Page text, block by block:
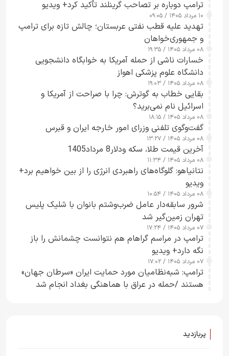
ترامپ دوباره بر تصاحب گرینلند تأکید کرد+ ویدیو
۱۰ مرداد ۱۴۰۵ / ۰۹:۰۵
تهدید علیه قطب نفتی عربستان؛ چالش تازه برای ترامپ
و جمهوری‌خواهان
۰۸ مرداد ۱۴۰۵ / ۱۹:۳۵
خسارات ناشی از حمله آمریکا به خوابگاه دانشجویی
دانشگاه علوم پزشکی اهواز
۰۸ مرداد ۱۴۰۵ / ۱۹:۰۳
بقایی خطاب به گوترش: چرا با صراحت از آمریکا و
اسرائیل نام نمی‌برید؟
۰۸ مرداد ۱۴۰۵ / ۱۸:۱۵
گفت‌وگوی تلفنی وزرای امور خارجه ایران و قبرس
۰۸ مرداد ۱۴۰۵ / ۱۳:۲۷
آخرین قیمت طلا، سکه ودلار8 مرداد1405
۰۸ مرداد ۱۴۰۵ / ۱۱:۳۴
نتانیاهو: گلوگاه‌های راهبردی انرژی را از بین خواهیم برد+
ویدیو
۰۸ مرداد ۱۴۰۵ / ۱۰:۵۴
شرور سابقه‌دار عامل ضرب‌وشتم بانوان با شلیک پلیس
تهران زمین‌گیر شد
۰۷ مرداد ۱۴۰۵ / ۱۷:۲۴
ترامپ در مراسم گراهام هم نتوانست چشمانش را باز
نگه دارد+ ویدیو
۰۷ مرداد ۱۴۰۵ / ۱۷:۰۲
ترامپ: شبه‌نظامیان مورد حمایت ایران «سرطان جهان»
هستند /حمله در عراق با هماهنگی بغداد انجام شد
پربازدید